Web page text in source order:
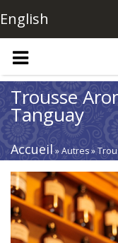
Aller au contenu principal
English
Trousse
Tanguay
Accueil » Autres »